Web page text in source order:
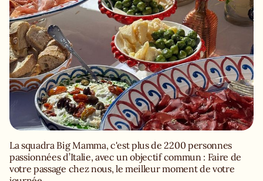
La squadra Big Mamma, c'est plus de 2200 personnes
passionnées d’Italie, avec un objectif commun : Faire de
votre passage chez nous, le meilleur moment de votre